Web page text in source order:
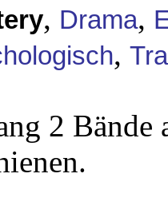
, Drama,
,
2 Bände